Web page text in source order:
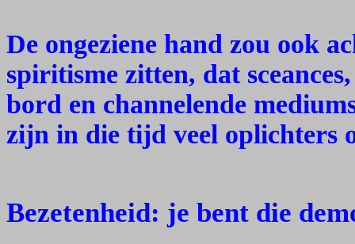
De ongeziene hand zou ook
spiritisme zitten, dat
bord en channelende
zijn in die tijd veel oplichters
Bezetenheid: je bent die